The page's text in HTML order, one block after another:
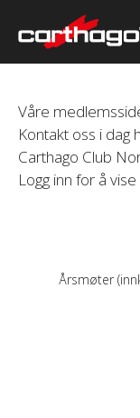
Våre
Kontakt oss i dag
Carthago Club
Logg inn for å
Årsmøter